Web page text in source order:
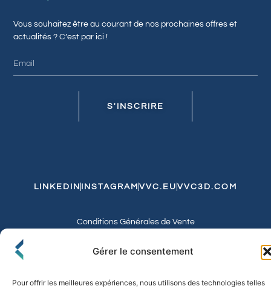
Gérer le consentement
Pour offrir les meilleures expériences, nous utilisons des technologies telles
Vous souhaitez être au courant de nos prochaines offres et
actualités ? C’est par ici !
S'INSCRIRE
LINKEDIN INSTAGRAM VVC.EU VVC3D.COM
Conditions Générales de Vente
Echanges et Retours